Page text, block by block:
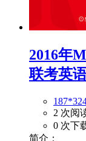
2016年
联考英
2 次阅
0 次下
简介：